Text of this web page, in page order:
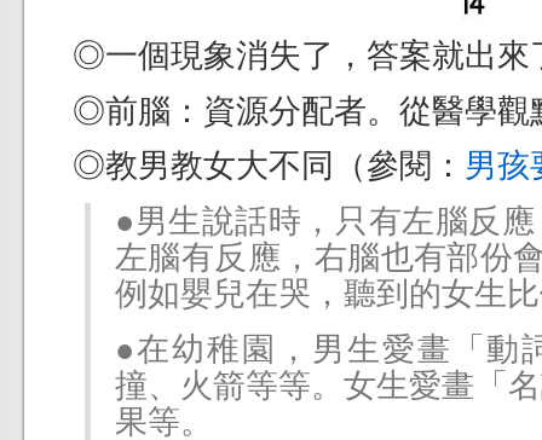
◎一個現象消失了，答案就出來
◎前腦：資源分配者。從醫學觀
◎教男教女大不同（參閱： 男孩
●男生說話時，只有左腦反
左腦有反應，右腦也有部份
例如嬰兒在哭，聽到的女生
●在幼稚園，男生愛畫「動
撞、火箭等等。女生愛畫「
果等。